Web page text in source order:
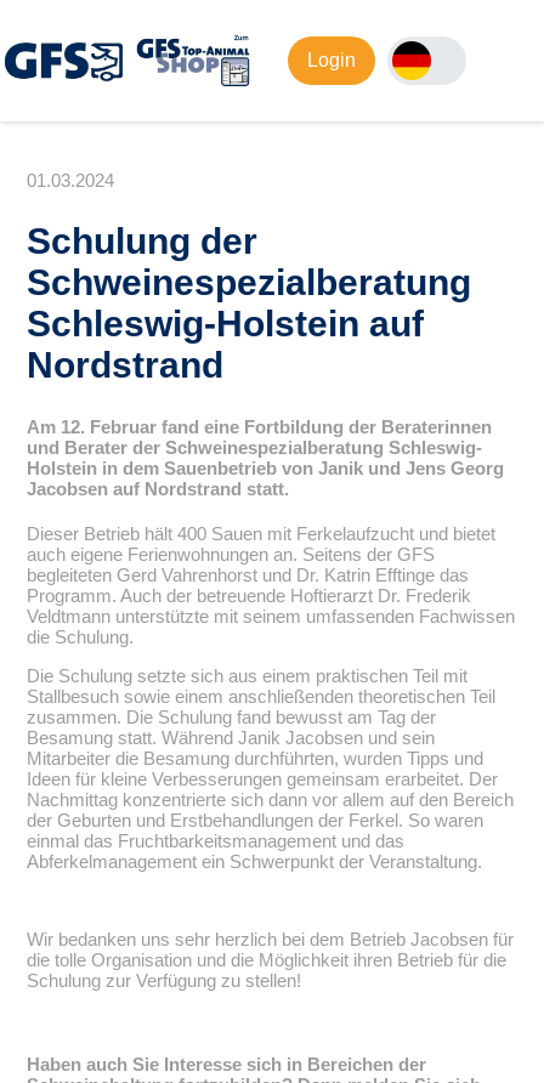
Login
01.03.2024
Schulung der
Schweinespezialberatung
Schleswig-Holstein auf
Nordstrand
Am 12. Februar fand eine Fortbildung der Beraterinnen
und Berater der Schweinespezialberatung Schleswig-
Holstein in dem Sauenbetrieb von Janik und Jens Georg
Jacobsen auf Nordstrand statt.
Dieser Betrieb hält 400 Sauen mit Ferkelaufzucht und bietet
auch eigene Ferienwohnungen an. Seitens der GFS
begleiteten Gerd Vahrenhorst und Dr. Katrin Efftinge das
Programm. Auch der betreuende Hoftierarzt Dr. Frederik
Veldtmann unterstützte mit seinem umfassenden Fachwissen
die Schulung.
Die Schulung setzte sich aus einem praktischen Teil mit
Stallbesuch sowie einem anschließenden theoretischen Teil
zusammen. Die Schulung fand bewusst am Tag der
Besamung statt. Während Janik Jacobsen und sein
Mitarbeiter die Besamung durchführten, wurden Tipps und
Ideen für kleine Verbesserungen gemeinsam erarbeitet. Der
Nachmittag konzentrierte sich dann vor allem auf den Bereich
der Geburten und Erstbehandlungen der Ferkel. So waren
einmal das Fruchtbarkeitsmanagement und das
Abferkelmanagement ein Schwerpunkt der Veranstaltung.
Wir bedanken uns sehr herzlich bei dem Betrieb Jacobsen für
die tolle Organisation und die Möglichkeit ihren Betrieb für die
Schulung zur Verfügung zu stellen!
Haben auch Sie Interesse sich in Bereichen der